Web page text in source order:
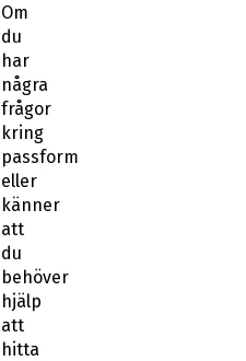
Om
du
har
några
frågor
kring
passform
eller
känner
att
du
behöver
hjälp
att
hitta